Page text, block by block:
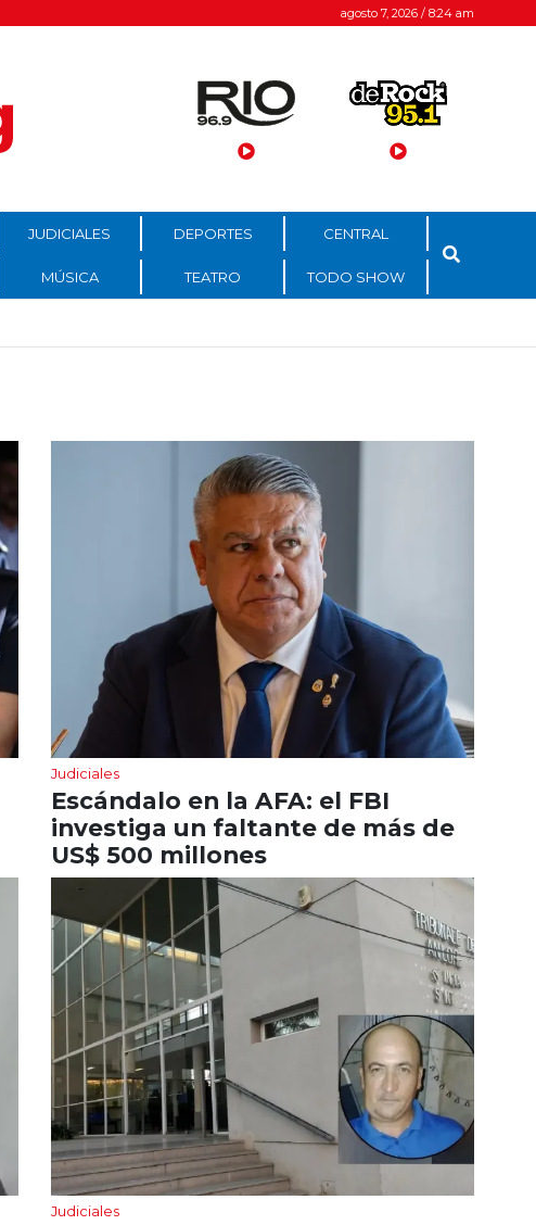
agosto 7, 2026 / 8:24 am
JUDICIALES DEPORTES CENTRAL
MÚSICA TEATRO TODO SHOW
Judiciales
Escándalo en la AFA: el FBI
investiga un faltante de más de
US$ 500 millones
Judiciales